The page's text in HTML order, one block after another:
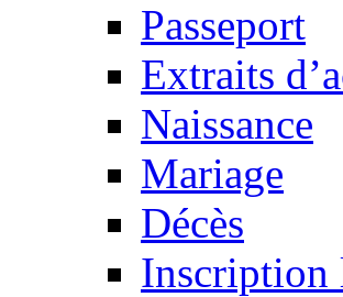
Passeport
Extraits
Naissance
Mariage
Décès
Inscription